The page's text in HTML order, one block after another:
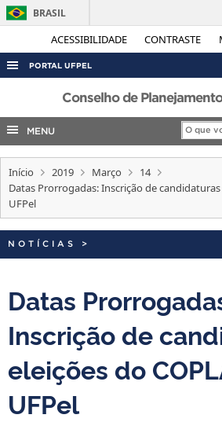
ACESSIBILIDADE CONTRASTE
BRASIL
PORTAL UFPEL
ACESSO À INFORMAÇÃO
AUDITORIA
COBALTO
CONCURSOS
EDITAIS
TELEFONES
Conselho de
MENU
Início 2019 Março
14
Datas Prorrogadas: Inscrição de candidaturas
UFPel
NOTÍCIAS >
Datas
Inscrição de
eleições do
UFPel